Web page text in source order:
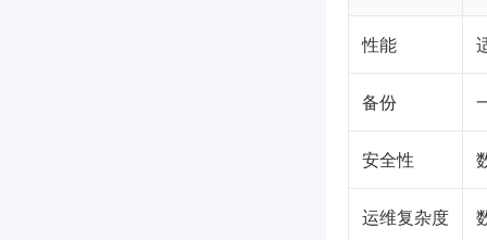
性能
备份
安全性
运维复杂度